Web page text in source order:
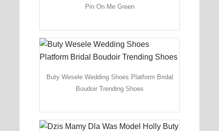
Pin On Me Green
Buty Wesele Wedding Shoes Platform Bridal
Boudoir Trending Shoes